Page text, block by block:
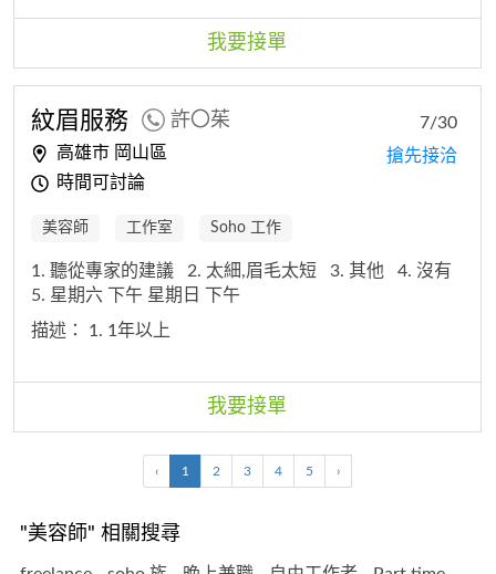
我要接單
紋眉服務 許〇茱
高雄市 岡山區
時間可討論
7/30
搶先接洽
美容師 工作室 Soho 工作
1. 聽從專家的建議 2. 太細,眉毛太短 3. 其他
4. 沒有
5. 星期六 下午 星期日 下午
描述： 1. 1年以上
我要接單
‹ 1 2 3 4 5 ›
"美容師" 相關搜尋